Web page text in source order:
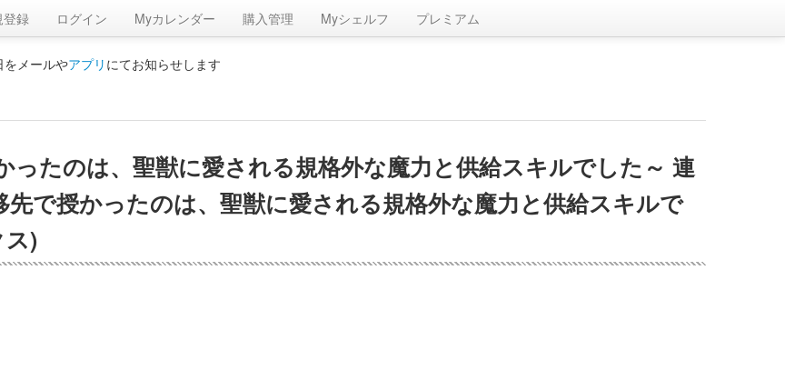
登録 ログイン Myカレンダー 購入管理 Myシェルフ プレミアム
をメールやアプリ にてお知らせします
ったのは、聖獣に愛される規格外な魔力と供給スキルでした～ 連
で授かったのは、聖獣に愛される規格外な魔力と供給スキルで
)